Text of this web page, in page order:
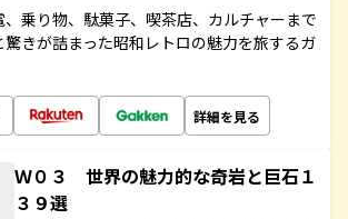
乗り物、駄菓子、喫茶店、カルチャーまで
きが詰まった昭和レトロの魅力を旅するガ
詳細を見る
Ｗ０３ 世界の魅力的な奇岩と巨石１
３９選